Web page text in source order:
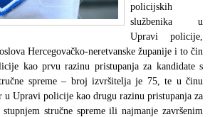
policijskih
službenika u
Upravi policije,
Hercegovačko-neretvanske županije i to čin
kao prvu razinu pristupanja za kandidate s
spreme – broj izvršitelja je 75, te u činu
u Upravi policije kao drugu razinu pristupanja za
stručne spreme ili najmanje završenim